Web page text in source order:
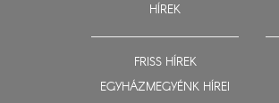
HÍREK
FRISS HÍREK
EGYHÁZMEGYÉNK HÍREI